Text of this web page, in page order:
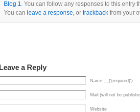
Blog 1. You can follow any responses to this entry
You can leave a response, or trackback from your
Leave a Reply
Name __('(required)')
Mail (will not be
Website